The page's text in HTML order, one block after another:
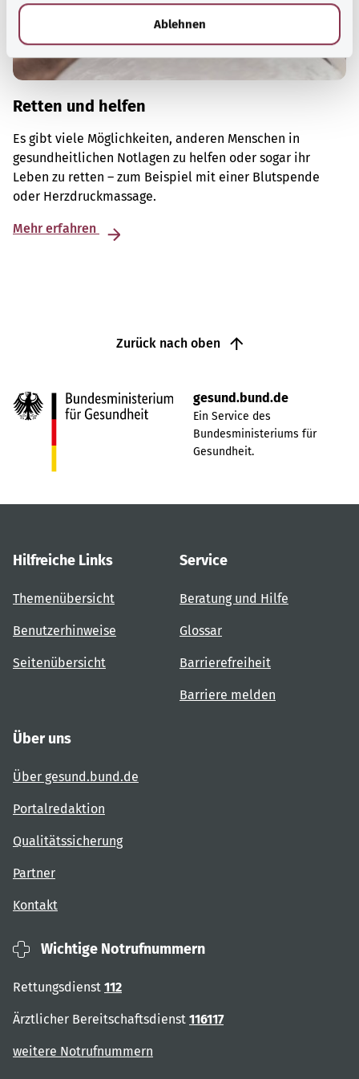
Ablehnen
Retten und helfen
Es gibt viele Möglichkeiten, anderen Menschen in
gesundheitlichen Notlagen zu helfen oder sogar ihr
Leben zu retten – zum Beispiel mit einer Blutspende
oder Herzdruckmassage.
Mehr erfahren
Zurück nach oben
gesund.bund.de
Ein Service des
Bundesministeriums für
Gesundheit.
Hilfreiche Links
Themenübersicht
Benutzerhinweise
Seitenübersicht
Service
Beratung und Hilfe
Glossar
Barrierefreiheit
Barriere melden
Über uns
Über gesund.bund.de
Portalredaktion
Qualitätssicherung
Partner
Kontakt
Wichtige Notrufnummern
Rettungsdienst 112
Ärztlicher Bereitschaftsdienst 116117
weitere Notrufnummern